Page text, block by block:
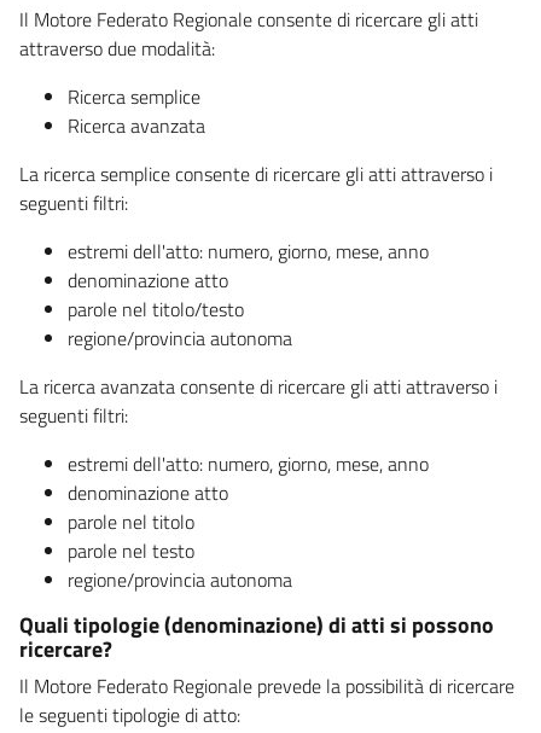
Il Motore Federato Regionale consente di ricercare gli atti
attraverso due modalità:
Ricerca semplice
Ricerca avanzata
La ricerca semplice consente di ricercare gli atti attraverso i
seguenti filtri:
estremi dell'atto: numero, giorno, mese, anno
denominazione atto
parole nel titolo/testo
regione/provincia autonoma
La ricerca avanzata consente di ricercare gli atti attraverso i
seguenti filtri:
estremi dell'atto: numero, giorno, mese, anno
denominazione atto
parole nel titolo
parole nel testo
regione/provincia autonoma
Quali tipologie (denominazione) di atti si possono
ricercare?
Il Motore Federato Regionale prevede la possibilità di ricercare
le seguenti tipologie di atto: